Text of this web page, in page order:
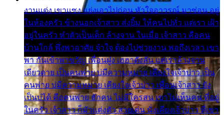
งานแต่ง เขาแซง แย่งเอาไปก่อน หัวใจอาวรณ์ มาซ่อน อยู่
ในห้องครัว ข้างนอกเจ้าสาว ส่งยิ้ม ให้คนไปทั่ว แต่เรา เฝ้า
อยู่ในครัว ทำตัวเป็นเด็ก ล้างจาน ในเมื่อ เจ้าสาว คือคน
บ้านใกล้ พึ่งพาอาศัย จำใจ ต้องไปช่วยงาน พอถึงเวลา เขา
พา กันเข้าพาขวัญ เพื่อนฝูง เฮฮาดังลั่น แต่เราล้างจาน
เดียวดาย เป็นคนพ่าย บ่มีความหมาย เคียงใจเจ้าบ่าว เป็น
คนพ่าย บ่มีความหมาย เคียงใจเจ้าบ่าว เพื่อนเจ้าสาว ยัง
เป็นบ่ได้ คือคนพ่าย ฮักคน ไม่มีใครสน เขาไม่เห็นคน ที่อยู่
ในครัว เจ้าสาว ก็มัวแต่งตัว สวยเด่น นั่งเคียงเจ้าบ่าว ที่เขา